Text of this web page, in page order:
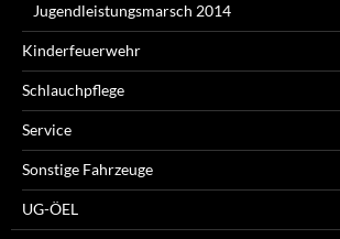
Jugendleistungsmarsch 2014
Kinderfeuerwehr
Schlauchpflege
Service
Sonstige Fahrzeuge
UG-ÖEL